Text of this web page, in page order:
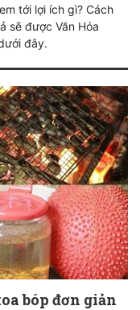
tới lợi ích gì? Cách
sẽ được Văn Hóa
đây.
bóp đơn giản